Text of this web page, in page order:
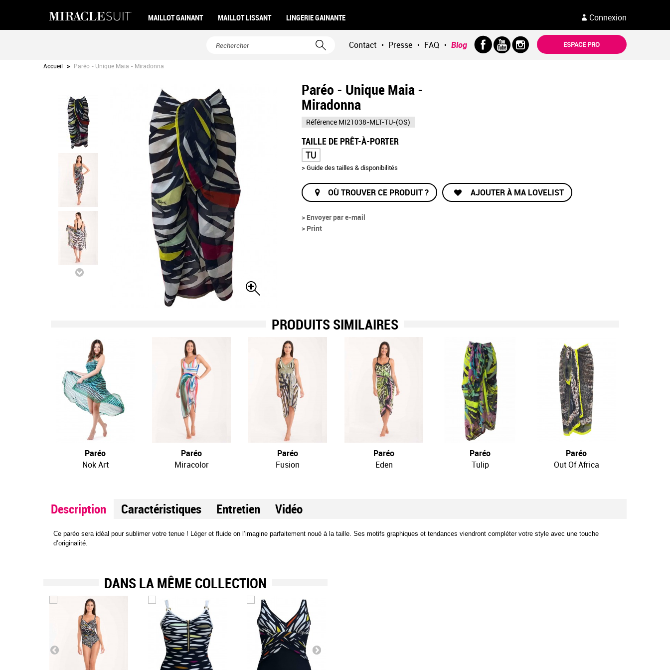
MAILLOT GAINANT MAILLOT LISSANT LINGERIE GAINANTE Connexion
Contact • Presse • FAQ • Blog ESPACE PRO
Accueil > Paréo - Unique Maia - Miradonna
Paréo - Unique Maia -
Miradonna
Référence MI21038-MLT-TU-(OS)
TAILLE DE PRÊT-À-PORTER
TU
> Guide des tailles & disponibilités
OÙ TROUVER CE PRODUIT ? AJOUTER À MA LOVELIST
> Envoyer par e-mail
> Print
PRODUITS SIMILAIRES
Paréo
Nok Art
Paréo
Miracolor
Paréo
Fusion
Paréo
Eden
Paréo
Tulip
Paréo
Out Of Africa
Description Caractéristiques Entretien Vidéo
Ce paréo sera idéal pour sublimer votre tenue ! Léger et fluide on l’imagine parfaitement noué à la taille. Ses motifs graphiques et tendances viendront compléter votre style avec une touche
d’originalité.
DANS LA MÊME COLLECTION